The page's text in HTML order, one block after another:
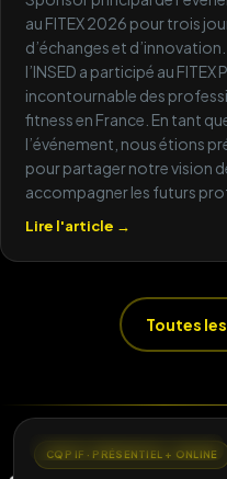
★★★★★
Des formateurs
au top et une vraie
recommande INSED
Sophie M
★★★★★
Formation exigeante
obtenu mon diplôme
au FITEX 2026 pour trois
d’échanges et
l’INSED a participé au
incontournable des
fitness en France. En tant
l’événement, nous étions
pour partager notre vision
accompagner les futurs
Lire l'article →
Toutes
LA RÉFÉRENCE DU FITNESS
CQP IF · PRÉSENTIEL + ONLINE